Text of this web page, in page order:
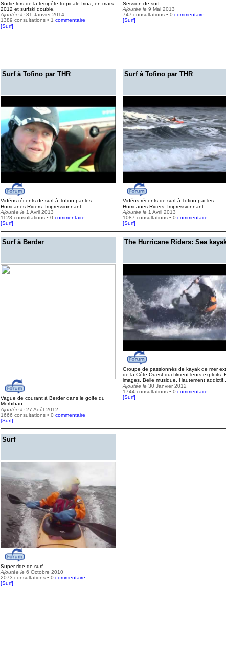
Sortie lors de la tempête tropicale Irina, en mars
2012 et surfski double.
Ajoutée le 31 Janvier 2014
1389 consultations • 1 commentaire
[Surf]
Session de surf...
Ajoutée le 9 Mai 2013
747 consultations • 0 commentaire
[Surf]
Surf à Tofino par THR
Vidéos récents de surf à Tofino par les
Hurricanes Riders. Impressionnant.
Ajoutée le 1 Avril 2013
1128 consultations • 0 commentaire
[Surf]
Surf à Tofino par THR
Vidéos récents de surf à Tofino par les
Hurricanes Riders. Impressionnant.
Ajoutée le 1 Avril 2013
1087 consultations • 0 commentaire
[Surf]
Surf à Berder
Vague de courant à Berder dans le golfe du
Morbihan
Ajoutée le 27 Août 2012
1666 consultations • 0 commentaire
[Surf]
The Hurricane Riders: Sea
Groupe de passionnés de kayak de mer
de la Côte Ouest qui filment leurs exploits.
images. Belle musique. Hautement
Ajoutée le 30 Janvier 2012
1744 consultations • 0 commentaire
[Surf]
Surf
Super ride de surf
Ajoutée le 6 Octobre 2010
2073 consultations • 0 commentaire
[Surf]